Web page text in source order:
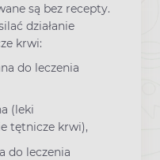
są bez recepty.
działanie
krwi:
do leczenia
(leki
tętnicze krwi),
do leczenia